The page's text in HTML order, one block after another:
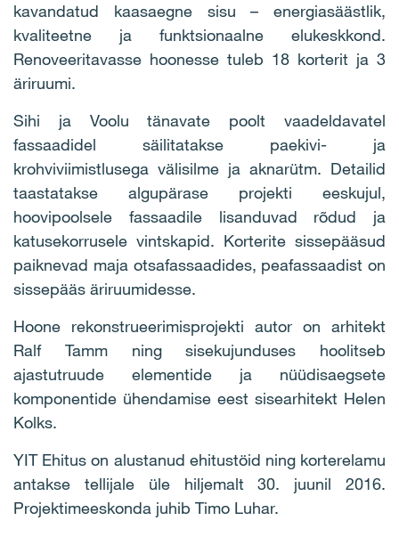
kavandatud kaasaegne sisu – energiasäästlik,
kvaliteetne ja funktsionaalne elukeskkond.
Renoveeritavasse hoonesse tuleb 18 korterit ja 3
äriruumi.
Sihi ja Voolu tänavate poolt vaadeldavatel
fassaadidel säilitatakse paekivi- ja
krohviviimistlusega välisilme ja aknarütm. Detailid
taastatakse algupärase projekti eeskujul,
hoovipoolsele fassaadile lisanduvad rõdud ja
katusekorrusele vintskapid. Korterite sissepääsud
paiknevad maja otsafassaadides, peafassaadist on
sissepääs äriruumidesse.
Hoone rekonstrueerimisprojekti autor on arhitekt
Ralf Tamm ning sisekujunduses hoolitseb
ajastutruude elementide ja nüüdisaegsete
komponentide ühendamise eest sisearhitekt Helen
Kolks.
YIT Ehitus on alustanud ehitustöid ning korterelamu
antakse tellijale üle hiljemalt 30. juunil 2016.
Projektimeeskonda juhib Timo Luhar.